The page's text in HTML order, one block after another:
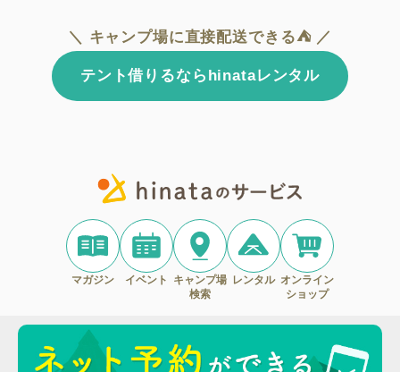
＼ キャンプ場に直接配送できる⛺ ／
テント借りるならhinataレンタル
マガジン イベント
キャンプ場
検索
レンタル オンライン
ショップ